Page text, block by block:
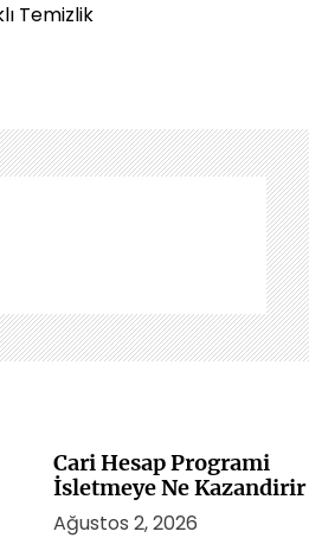
Temizlik
Cari Hesap Programi
İsletmeye Ne Kazandirir
Ağustos 2, 2026